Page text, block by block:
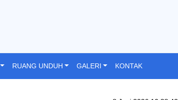
RUANG UNDUH GALERI KONTAK